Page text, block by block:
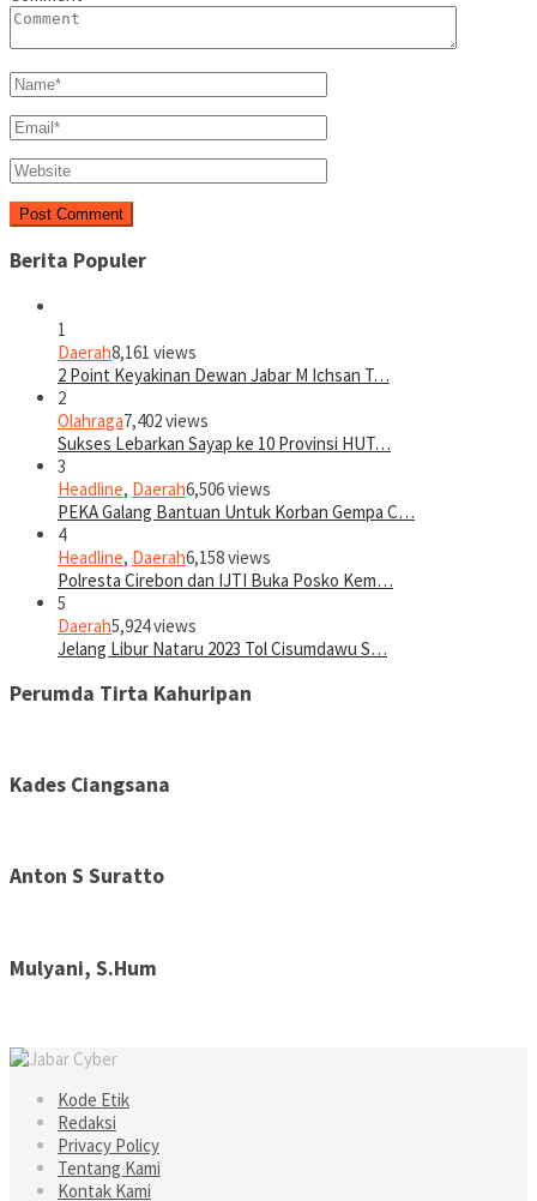
Berita Populer
1
Daerah8,161 views
2 Point Keyakinan Dewan Jabar M Ichsan T…
2
Olahraga7,402 views
Sukses Lebarkan Sayap ke 10 Provinsi HUT…
3
Headline, Daerah6,506 views
PEKA Galang Bantuan Untuk Korban Gempa C…
4
Headline, Daerah6,158 views
Polresta Cirebon dan IJTI Buka Posko Kem…
5
Daerah5,924 views
Jelang Libur Nataru 2023 Tol Cisumdawu S…
Perumda Tirta Kahuripan
Kades Ciangsana
Anton S Suratto
Mulyani, S.Hum
Kode Etik
Redaksi
Privacy Policy
Tentang Kami
Kontak Kami